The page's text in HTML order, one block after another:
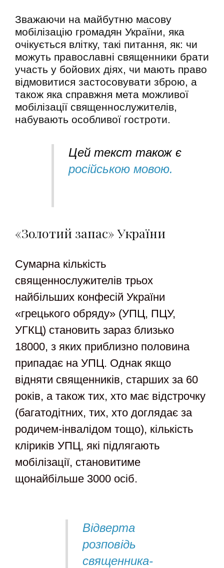
Зважаючи на майбутню масову
мобілізацію громадян України, яка
очікується влітку, такі питання, як: чи
можуть православні священники брати
участь у бойових діях, чи мають право
відмовитися застосовувати зброю, а
також яка справжня мета можливої
мобілізації священнослужителів,
набувають особливої гостроти.
Цей текст також є
російською мовою.
«Золотий запас» України
Сумарна кількість
священнослужителів трьох
найбільших конфесій України
«грецького обряду» (УПЦ, ПЦУ,
УГКЦ) становить зараз близько
18000, з яких приблизно половина
припадає на УПЦ. Однак якщо
відняти священників, старших за 60
років, а також тих, хто має відстрочку
(багатодітних, тих, хто доглядає за
родичем-інвалідом тощо), кількість
кліриків УПЦ, які підлягають
мобілізації, становитиме
щонайбільше 3000 осіб.
Відверта
розповідь
священника-